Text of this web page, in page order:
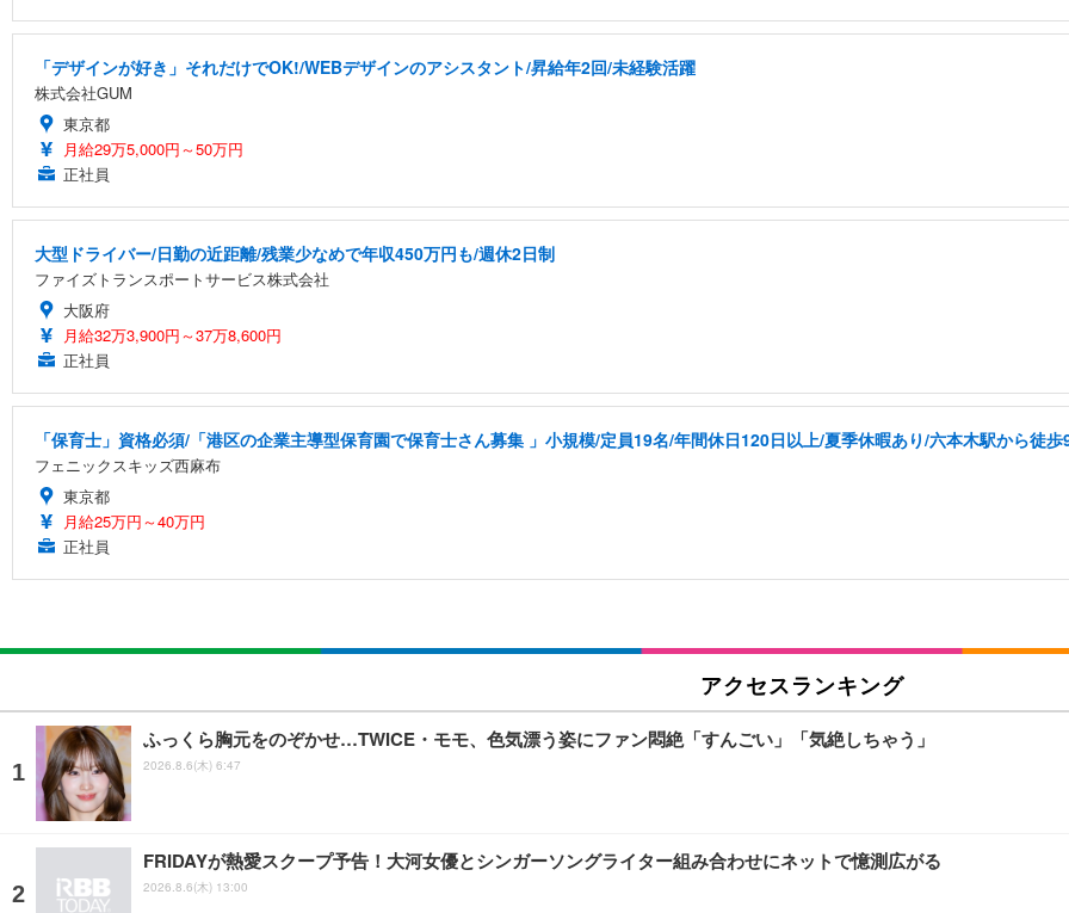
「デザインが好き」それだけでOK!/WEBデザインのアシスタント/昇給年2回/未経験活躍
株式会社GUM
東京都
月給29万5,000円～50万円
正社員
大型ドライバー/日勤の近距離/残業少なめで年収450万円も/週休2日制
ファイズトランスポートサービス株式会社
大阪府
月給32万3,900円～37万8,600円
正社員
「保育士」資格必須/「港区の企業主導型保育園で保育士さん募集 」小規模/定員19名/年間休日120日以上/夏季休暇あり/六本木駅から徒歩
フェニックスキッズ西麻布
東京都
月給25万円～40万円
正社員
アクセスランキング
ふっくら胸元をのぞかせ…TWICE・モモ、色気漂う姿にファン悶絶「すんごい」「気絶しちゃう」
2026.8.6(木) 6:47
FRIDAYが熱愛スクープ予告！大河女優とシンガーソングライター組み合わせにネットで憶測広がる
2026.8.6(木) 13:00